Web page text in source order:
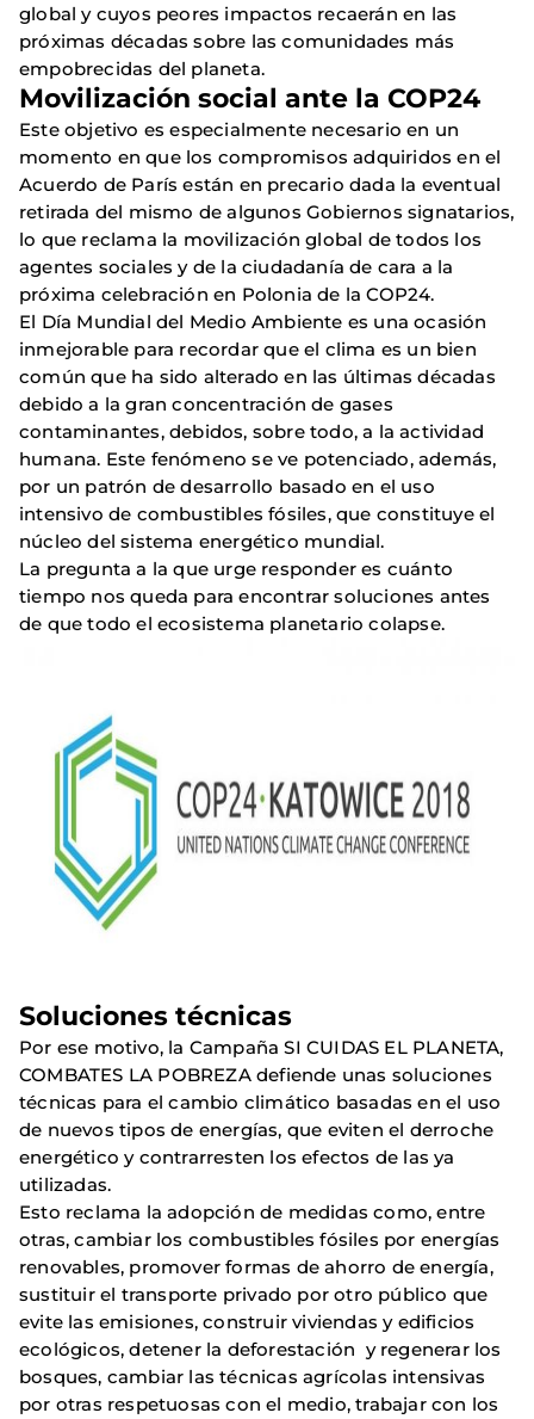
global y cuyos peores impactos recaerán en las
próximas décadas sobre las comunidades más
empobrecidas del planeta.
Movilización social ante la COP24
Este objetivo es especialmente necesario en un
momento en que los compromisos adquiridos en el
Acuerdo de París están en precario dada la eventual
retirada del mismo de algunos Gobiernos signatarios,
lo que reclama la movilización global de todos los
agentes sociales y de la ciudadanía de cara a la
próxima celebración en Polonia de la COP24.
El Día Mundial del Medio Ambiente es una ocasión
inmejorable para recordar que el clima es un bien
común que ha sido alterado en las últimas décadas
debido a la gran concentración de gases
contaminantes, debidos, sobre todo, a la actividad
humana. Este fenómeno se ve potenciado, además,
por un patrón de desarrollo basado en el uso
intensivo de combustibles fósiles, que constituye el
núcleo del sistema energético mundial.
La pregunta a la que urge responder es cuánto
tiempo nos queda para encontrar soluciones antes
de que todo el ecosistema planetario colapse.
Soluciones técnicas
Por ese motivo, la Campaña SI CUIDAS EL PLANETA,
COMBATES LA POBREZA defiende unas soluciones
técnicas para el cambio climático basadas en el uso
de nuevos tipos de energías, que eviten el derroche
energético y contrarresten los efectos de las ya
utilizadas.
Esto reclama la adopción de medidas como, entre
otras, cambiar los combustibles fósiles por energías
renovables, promover formas de ahorro de energía,
sustituir el transporte privado por otro público que
evite las emisiones, construir viviendas y edificios
ecológicos, detener la deforestación y regenerar los
bosques, cambiar las técnicas agrícolas intensivas
por otras respetuosas con el medio, trabajar con los